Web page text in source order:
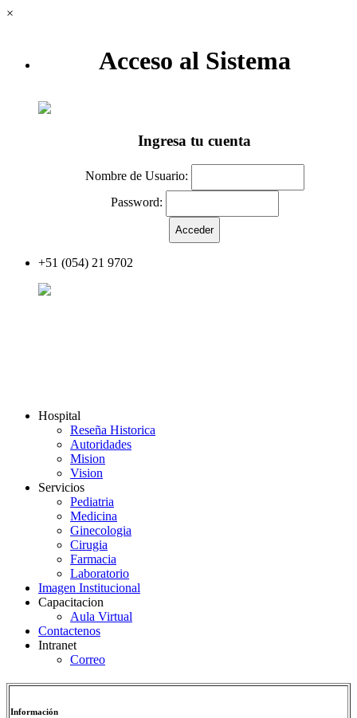
×
Acceso al Sistema
Ingresa tu cuenta
Nombre de Usuario:
Password:
+51 (054) 21 9702
Hospital
Reseña Historica
Autoridades
Mision
Vision
Servicios
Pediatria
Medicina
Ginecologia
Cirugia
Farmacia
Laboratorio
Imagen Institucional
Capacitacion
Aula Virtual
Contactenos
Intranet
Correo
Información